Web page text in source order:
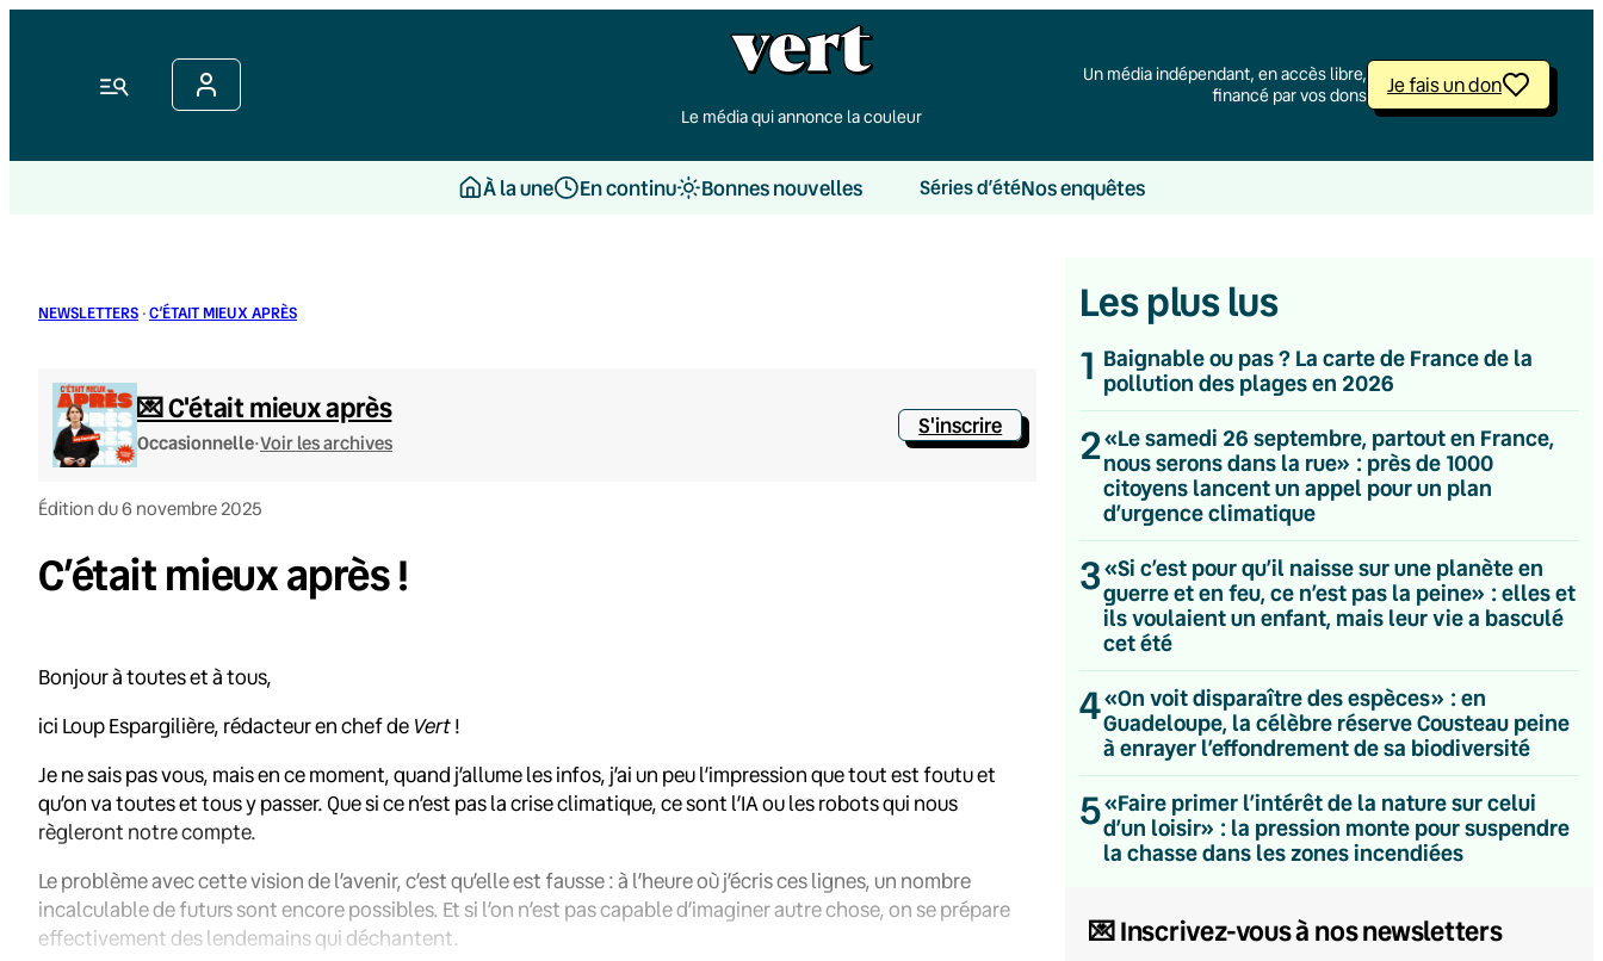
Menu
Le média qui annonce la couleur
Un média indépendant, en accès libre,
financé par vos dons
Je fais un don
À la une En continu Bonnes nouvelles Séries d’étéNos enquêtes
NEWSLETTERS ·C’ÉTAIT MIEUX APRÈS
💌 C'était mieux après
Occasionnelle·Voir les archives
S'inscrire
Édition du 6 novembre 2025
C’était mieux après !
Bonjour à toutes et à tous,
ici Loup Espargilière, rédacteur en chef de Vert!
Je ne sais pas vous, mais en ce moment, quand j’allume les infos, j’ai un peu l’impression que tout est foutu et
qu’on va toutes et tous y passer. Que si ce n’est pas la crise climatique, ce sont l’IA ou les robots qui nous
règleront notre compte.
Le problème avec cette vision de l’avenir, c’est qu’elle est fausse : à l’heure où j’écris ces lignes, un nombre
incalculable de futurs sont encore possibles. Et si l’on n’est pas capable d’imaginer autre chose, on se prépare
effectivement des lendemains qui déchantent.
Les plus lus
1 Baignable ou pas ? La carte de France de la
pollution des plages en 2026
2«Le samedi 26 septembre, partout en France,
nous serons dans la rue» : près de 1000
citoyens lancent un appel pour un plan
d’urgence climatique
3«Si c’est pour qu’il naisse sur une planète en
guerre et en feu, ce n’est pas la peine» : elles et
ils voulaient un enfant, mais leur vie a basculé
cet été
4«On voit disparaître des espèces» : en
Guadeloupe, la célèbre réserve Cousteau peine
à enrayer l’effondrement de sa biodiversité
5«Faire primer l’intérêt de la nature sur celui
d’un loisir» : la pression monte pour suspendre
la chasse dans les zones incendiées
💌 Inscrivez-vous à nos newsletters